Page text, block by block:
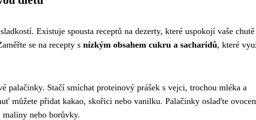
Existuje spousta receptů na dezerty, které uspokojí vaše chutě
se na recepty s nízkým obsahem cukru a sacharidů, které
palačinky. Stačí smíchat proteinový prášek s vejci, trochou mléka a
můžete přidat kakao, skořici nebo vanilku. Palačinky oslaďte
nebo borůvky.